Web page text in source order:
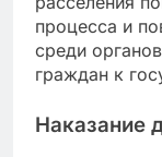
процесса и
среди
граждан к
Наказание